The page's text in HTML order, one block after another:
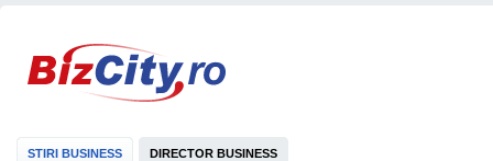
STIRI BUSINESS DIRECTOR BUSINESS